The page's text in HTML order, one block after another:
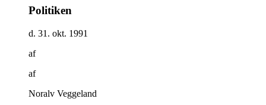
Politiken
d. 31. okt. 1991
af
af
Noralv Veggeland